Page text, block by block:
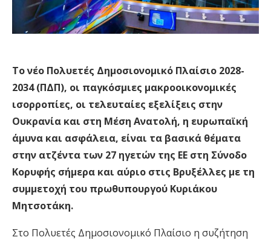
Το νέο Πολυετές Δημοσιονομικό Πλαίσιο 2028-
2034 (ΠΔΠ), οι παγκόσμιες μακροοικονομικές
ισορροπίες, οι τελευταίες εξελίξεις στην
Ουκρανία και στη Μέση Ανατολή, η ευρωπαϊκή
άμυνα και ασφάλεια, είναι τα βασικά θέματα
στην ατζέντα των 27 ηγετών της ΕΕ στη Σύνοδο
Κορυφής σήμερα και αύριο στις Βρυξέλλες με τη
συμμετοχή του πρωθυπουργού Κυριάκου
Μητσοτάκη.
Στο Πολυετές Δημοσιονομικό Πλαίσιο η συζήτηση